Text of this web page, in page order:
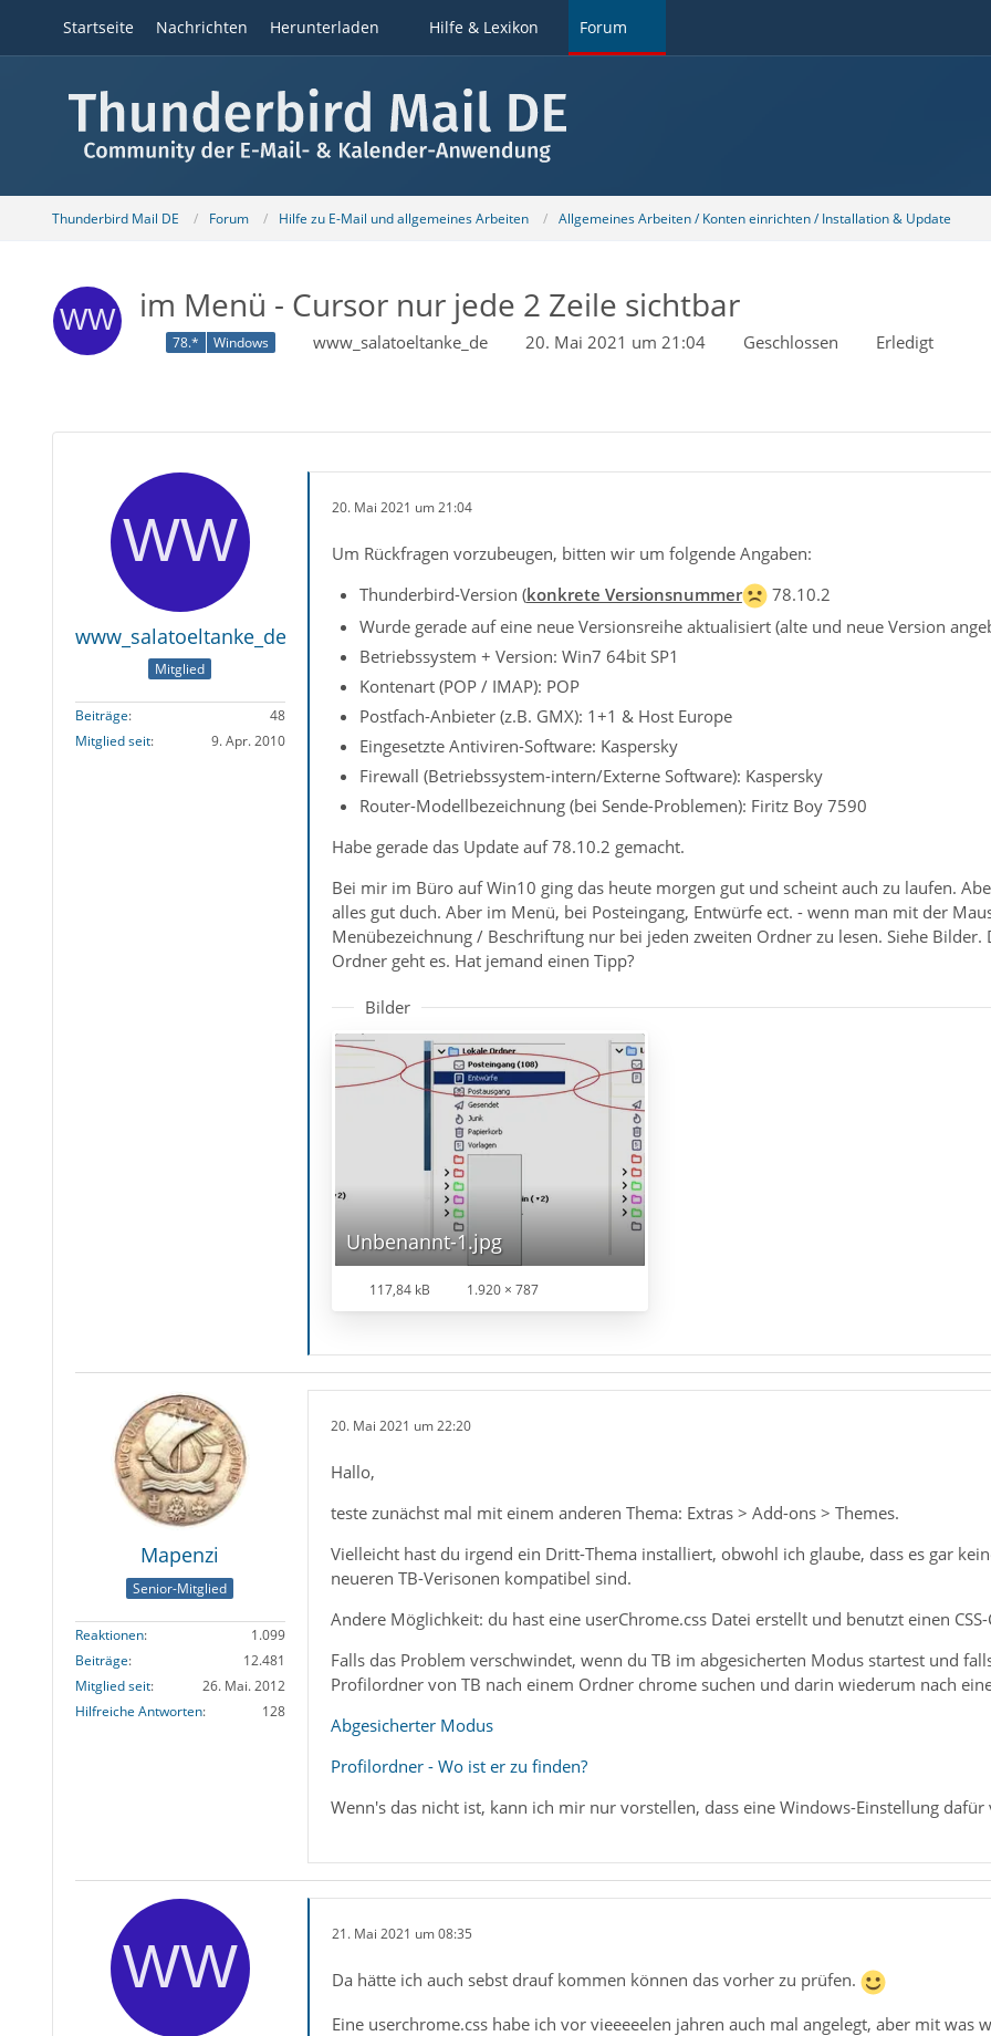
Startseite Nachrichten Herunterladen Hilfe & Lexikon Forum
Thunderbird Mail DE Forum Hilfe zu E-Mail und allgemeines Arbeiten Allgemeines Arbeiten / Konten einrichten / Installation & Update
im Menü - Cursor nur jede 2 Zeile sichtbar
78.* Windows www_salatoeltanke_de 20. Mai 2021 um 21:04 Geschlossen Erledigt
www_salatoeltanke_de
Mitglied
Beiträge
48
Mitglied seit
9. Apr. 2010
20. Mai 2021 um 21:04
Um Rückfragen vorzubeugen, bitten wir um folgende Angaben:
Thunderbird-Version (konkrete Versionsnummer
78.10.2
Wurde gerade auf eine neue Versionsreihe aktualisiert (alte und neue Version
Betriebssystem + Version: Win7 64bit SP1
Kontenart (POP / IMAP): POP
Postfach-Anbieter (z.B. GMX): 1+1 & Host Europe
Eingesetzte Antiviren-Software: Kaspersky
Firewall (Betriebssystem-intern/Externe Software): Kaspersky
Router-Modellbezeichnung (bei Sende-Problemen): Firitz Boy 7590
Habe gerade das Update auf 78.10.2 gemacht.
Bei mir im Büro auf Win10 ging das heute morgen gut und scheint auch zu laufen.
alles gut duch. Aber im Menü, bei Posteingang, Entwürfe ect. - wenn man mit der
Menübezeichnung / Beschriftung nur bei jeden zweiten Ordner zu lesen. Siehe
Ordner geht es. Hat jemand einen Tipp?
Bilder
Unbenannt-1.jpg
117,84 kB 1.920 × 787
Mapenzi
Senior-Mitglied
Reaktionen
1.099
Beiträge
12.481
Mitglied seit
26. Mai. 2012
Hilfreiche Antworten
128
20. Mai 2021 um 22:20
Hallo,
teste zunächst mal mit einem anderen Thema: Extras > Add-ons > Themes.
Vielleicht hast du irgend ein Dritt-Thema installiert, obwohl ich glaube, dass es gar
neueren TB-Verisonen kompatibel sind.
Andere Möglichkeit: du hast eine userChrome.css Datei erstellt und benutzt einen
Falls das Problem verschwindet, wenn du TB im abgesicherten Modus startest und
Profilordner von TB nach einem Ordner chrome suchen und darin wiederum nach
Abgesicherter Modus
Profilordner - Wo ist er zu finden?
Wenn's das nicht ist, kann ich mir nur vorstellen, dass eine Windows-Einstellung
21. Mai 2021 um 08:35
Da hätte ich auch sebst drauf kommen können das vorher zu prüfen.
Eine userchrome.css habe ich vor vieeeeelen jahren auch mal angelegt, aber mit was